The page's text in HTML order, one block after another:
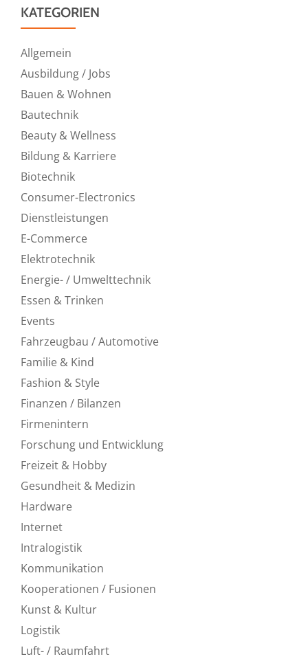
KATEGORIEN
Allgemein
Ausbildung / Jobs
Bauen & Wohnen
Bautechnik
Beauty & Wellness
Bildung & Karriere
Biotechnik
Consumer-Electronics
Dienstleistungen
E-Commerce
Elektrotechnik
Energie- / Umwelttechnik
Essen & Trinken
Events
Fahrzeugbau / Automotive
Familie & Kind
Fashion & Style
Finanzen / Bilanzen
Firmenintern
Forschung und Entwicklung
Freizeit & Hobby
Gesundheit & Medizin
Hardware
Internet
Intralogistik
Kommunikation
Kooperationen / Fusionen
Kunst & Kultur
Logistik
Luft- / Raumfahrt